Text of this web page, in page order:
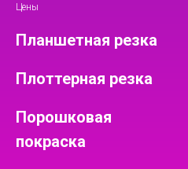
Цены
Планшетная резка
Плоттерная резка
Порошковая
покраска